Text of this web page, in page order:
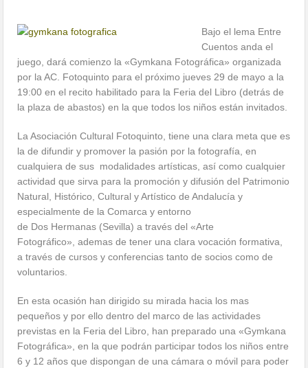
Bajo el lema Entre
Cuentos anda el
juego, dará comienzo la «Gymkana Fotográfica» organizada
por la AC. Fotoquinto para el próximo jueves 29 de mayo a la
19:00 en el recito habilitado para la Feria del Libro (detrás de
la plaza de abastos) en la que todos los niños están invitados.
La Asociación Cultural Fotoquinto, tiene una clara meta que es
la de difundir y promover la pasión por la fotografía, en
cualquiera de sus modalidades artísticas, así como cualquier
actividad que sirva para la promoción y difusión del Patrimonio
Natural, Histórico, Cultural y Artístico de Andalucía y
especialmente de la Comarca y entorno
de Dos Hermanas (Sevilla) a través del «Arte
Fotográfico», ademas de tener una clara vocación formativa,
a través de cursos y conferencias tanto de socios como de
voluntarios.
En esta ocasión han dirigido su mirada hacia los mas
pequeños y por ello dentro del marco de las actividades
previstas en la Feria del Libro, han preparado una «Gymkana
Fotográfica», en la que podrán participar todos los niños entre
6 y 12 años que dispongan de una cámara o móvil para poder